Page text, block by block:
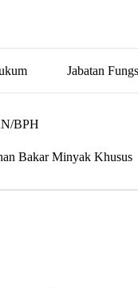
Jabatan
BPH
Bakar Minyak Khusus